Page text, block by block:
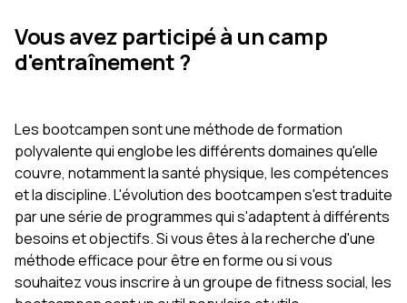
Vous avez participé à un camp
d'entraînement ?
Les bootcampen sont une méthode de formation
polyvalente qui englobe les différents domaines qu'elle
couvre, notamment la santé physique, les compétences
et la discipline. L'évolution des bootcampen s'est traduite
par une série de programmes qui s'adaptent à différents
besoins et objectifs. Si vous êtes à la recherche d'une
méthode efficace pour être en forme ou si vous
souhaitez vous inscrire à un groupe de fitness social, les